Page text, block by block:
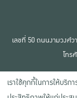
เลขที่ 50 ถนนงามวงศ์
โทร
เราใช้คุกกี้ในการให้บริ